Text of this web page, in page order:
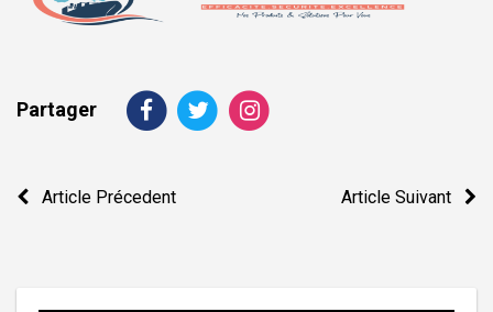
Partager
Navigation
Article Précedent Article Suivant